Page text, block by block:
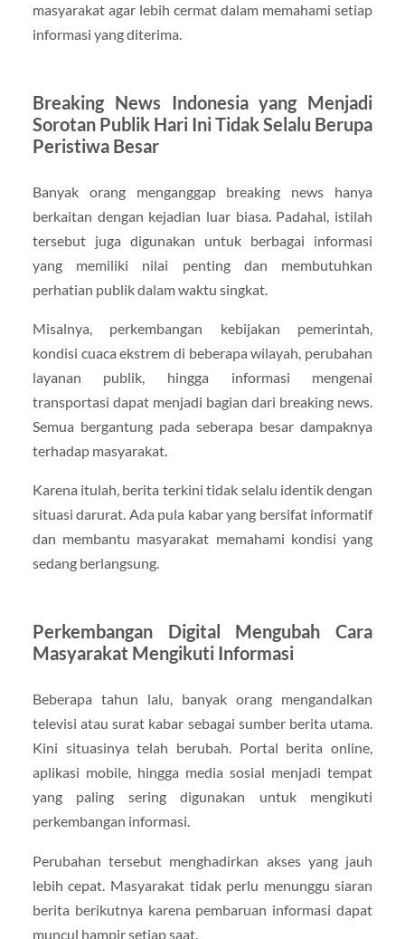
masyarakat agar lebih cermat dalam memahami setiap
informasi yang diterima.
Breaking News Indonesia yang Menjadi
Sorotan Publik Hari Ini Tidak Selalu Berupa
Peristiwa Besar
Banyak orang menganggap breaking news hanya
berkaitan dengan kejadian luar biasa. Padahal, istilah
tersebut juga digunakan untuk berbagai informasi
yang memiliki nilai penting dan membutuhkan
perhatian publik dalam waktu singkat.
Misalnya, perkembangan kebijakan pemerintah,
kondisi cuaca ekstrem di beberapa wilayah, perubahan
layanan publik, hingga informasi mengenai
transportasi dapat menjadi bagian dari breaking news.
Semua bergantung pada seberapa besar dampaknya
terhadap masyarakat.
Karena itulah, berita terkini tidak selalu identik dengan
situasi darurat. Ada pula kabar yang bersifat informatif
dan membantu masyarakat memahami kondisi yang
sedang berlangsung.
Perkembangan Digital Mengubah Cara
Masyarakat Mengikuti Informasi
Beberapa tahun lalu, banyak orang mengandalkan
televisi atau surat kabar sebagai sumber berita utama.
Kini situasinya telah berubah. Portal berita online,
aplikasi mobile, hingga media sosial menjadi tempat
yang paling sering digunakan untuk mengikuti
perkembangan informasi.
Perubahan tersebut menghadirkan akses yang jauh
lebih cepat. Masyarakat tidak perlu menunggu siaran
berita berikutnya karena pembaruan informasi dapat
muncul hampir setiap saat.